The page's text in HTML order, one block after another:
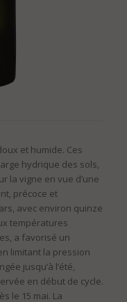
et humide. Ces
hydrique des sols,
la vigne en vue d’une
précoce et
avec environ quinze
températures
a favorisé un
limitant la pression
jusqu’à l’été,
en début de cycle.
le 15 mai. La